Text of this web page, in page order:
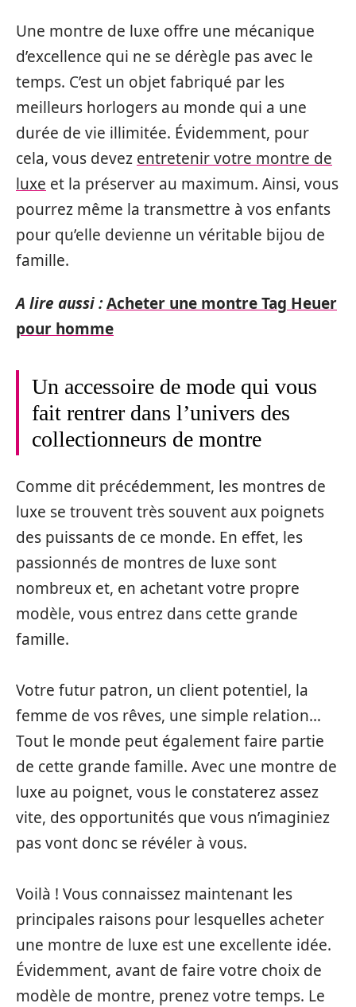
Une montre de luxe offre une mécanique
d’excellence qui ne se dérègle pas avec le
temps. C’est un objet fabriqué par les
meilleurs horlogers au monde qui a une
durée de vie illimitée. Évidemment, pour
cela, vous devez entretenir votre montre de
luxe et la préserver au maximum. Ainsi, vous
pourrez même la transmettre à vos enfants
pour qu’elle devienne un véritable bijou de
famille.
A lire aussi :Acheter une montre Tag Heuer
pour homme
Un accessoire de mode qui vous
fait rentrer dans l’univers des
collectionneurs de montre
Comme dit précédemment, les montres de
luxe se trouvent très souvent aux poignets
des puissants de ce monde. En effet, les
passionnés de montres de luxe sont
nombreux et, en achetant votre propre
modèle, vous entrez dans cette grande
famille.
Votre futur patron, un client potentiel, la
femme de vos rêves, une simple relation…
Tout le monde peut également faire partie
de cette grande famille. Avec une montre de
luxe au poignet, vous le constaterez assez
vite, des opportunités que vous n’imaginiez
pas vont donc se révéler à vous.
Voilà ! Vous connaissez maintenant les
principales raisons pour lesquelles acheter
une montre de luxe est une excellente idée.
Évidemment, avant de faire votre choix de
modèle de montre, prenez votre temps. Le